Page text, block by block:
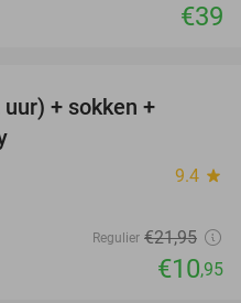
€39
+ sokken +
9.4 star
Regulier €21,95
€10,95